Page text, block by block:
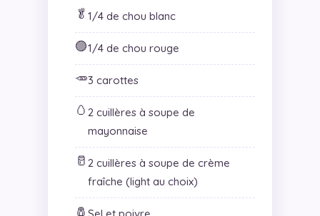
🥬 1/4 de chou blanc
🟣1/4 de chou rouge
🥕3 carottes
🥚 2 cuillères à soupe de
mayonnaise
🥛 2 cuillères à soupe de crème
fraîche (light au choix)
🧂 Sel et poivre